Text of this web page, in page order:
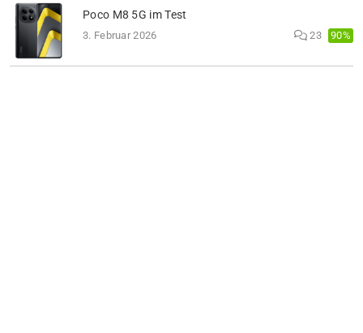
Poco M8 5G im Test
3. Februar 2026 23 90%